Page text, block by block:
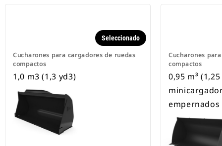
Cucharones para cargadores de ruedas
compactos
Seleccionado
1,0 m3 (1,3 yd3)
Cucharones
compactos
0,95 m³
empernados